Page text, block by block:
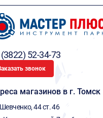
52-34-73
звонок
магазинов в г. Томск
44 ст. 46